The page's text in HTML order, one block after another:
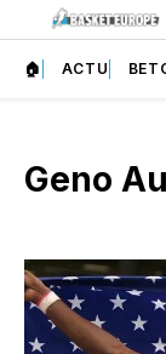
🏠 ACTU
Geno